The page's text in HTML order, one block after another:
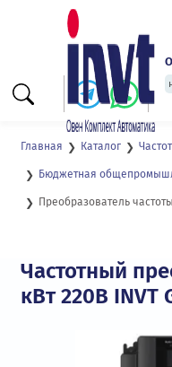
Главная Каталог
Преобразователь
Частотный
кВт 220В INVT